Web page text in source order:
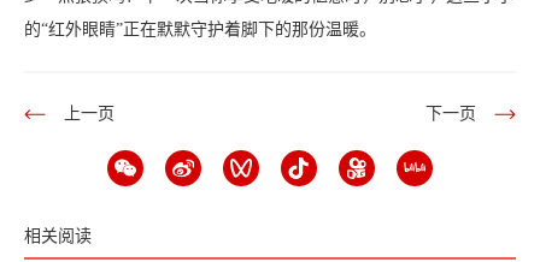
的“红外眼睛”正在默默守护着脚下的那份温暖。
上一页 下一页
相关阅读